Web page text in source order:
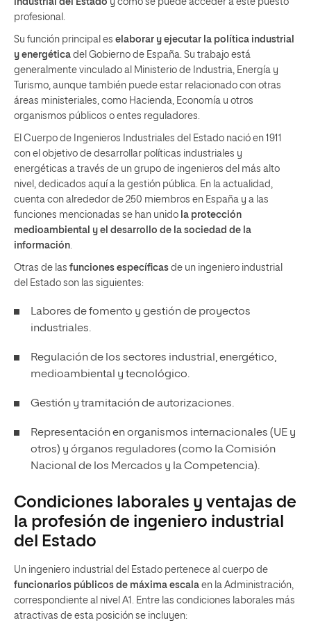
profesional.
Su función principal es elaborar y ejecutar la política industrial
y energética del Gobierno de España. Su trabajo está
generalmente vinculado al Ministerio de Industria, Energía y
Turismo, aunque también puede estar relacionado con otras
áreas ministeriales, como Hacienda, Economía u otros
organismos públicos o entes reguladores.
El Cuerpo de Ingenieros Industriales del Estado nació en 1911
con el objetivo de desarrollar políticas industriales y
energéticas a través de un grupo de ingenieros del más alto
nivel, dedicados aquí a la gestión pública. En la actualidad,
cuenta con alrededor de 250 miembros en España y a las
funciones mencionadas se han unido la protección
medioambiental y el desarrollo de la sociedad de la
información
Otras de las funciones específicas de un ingeniero industrial
del Estado son las siguientes:
Labores de fomento y gestión de proyectos
industriales.
Regulación de los sectores industrial, energético,
medioambiental y tecnológico.
Gestión y tramitación de autorizaciones.
Representación en organismos internacionales (UE y
otros) y órganos reguladores (como la Comisión
Nacional de los Mercados y la Competencia).
Condiciones laborales y ventajas de
la profesión de ingeniero industrial
del Estado
Un ingeniero industrial del Estado pertenece al cuerpo de
funcionarios públicos de máxima escala en la Administración,
correspondiente al nivel A1. Entre las condiciones laborales más
atractivas de esta posición se incluyen: